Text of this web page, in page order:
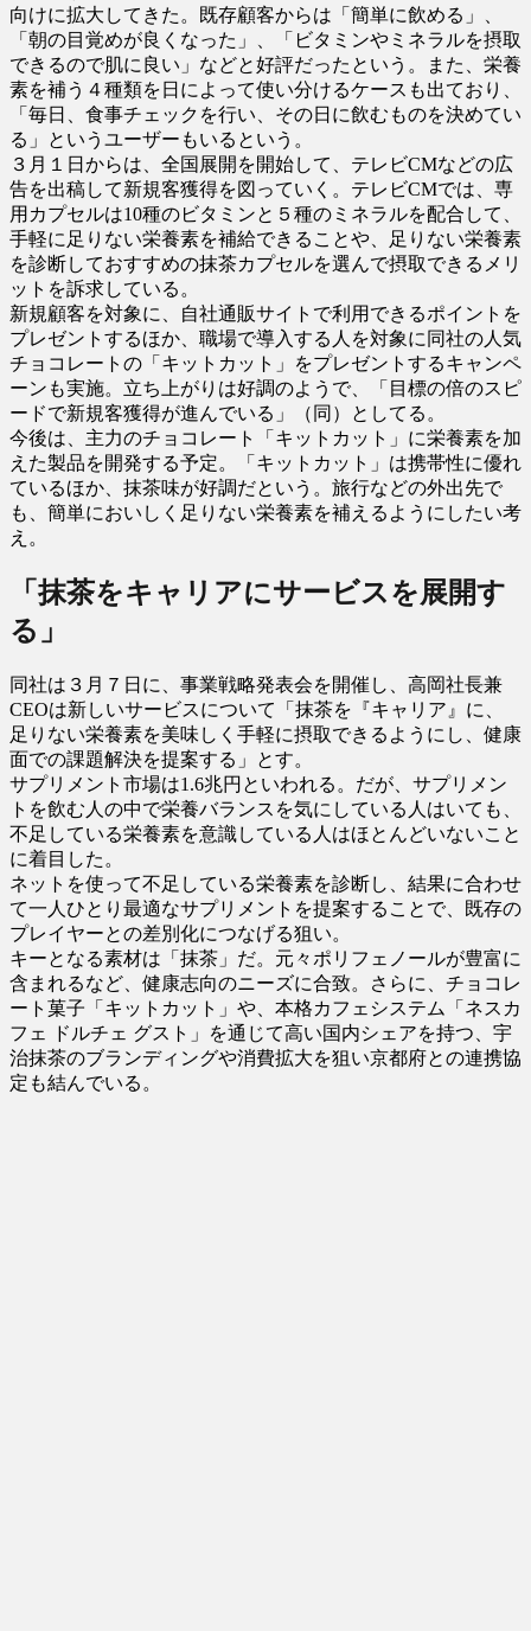
向けに拡大してきた。既存顧客からは「簡単に飲める」、
「朝の目覚めが良くなった」、「ビタミンやミネラルを摂取
できるので肌に良い」などと好評だったという。また、栄養
素を補う４種類を日によって使い分けるケースも出ており、
「毎日、食事チェックを行い、その日に飲むものを決めてい
る」というユーザーもいるという。
３月１日からは、全国展開を開始して、テレビCMなどの広
告を出稿して新規客獲得を図っていく。テレビCMでは、専
用カプセルは10種のビタミンと５種のミネラルを配合して、
手軽に足りない栄養素を補給できることや、足りない栄養素
を診断しておすすめの抹茶カプセルを選んで摂取できるメリ
ットを訴求している。
新規顧客を対象に、自社通販サイトで利用できるポイントを
プレゼントするほか、職場で導入する人を対象に同社の人気
チョコレートの「キットカット」をプレゼントするキャンペ
ーンも実施。立ち上がりは好調のようで、「目標の倍のスピ
ードで新規客獲得が進んでいる」（同）としてる。
今後は、主力のチョコレート「キットカット」に栄養素を加
えた製品を開発する予定。「キットカット」は携帯性に優れ
ているほか、抹茶味が好調だという。旅行などの外出先で
も、簡単においしく足りない栄養素を補えるようにしたい考
え。
「抹茶をキャリアにサービスを展開す
る」
同社は３月７日に、事業戦略発表会を開催し、高岡社長兼
CEOは新しいサービスについて「抹茶を『キャリア』に、
足りない栄養素を美味しく手軽に摂取できるようにし、健康
面での課題解決を提案する」とす。
サプリメント市場は1.6兆円といわれる。だが、サプリメン
トを飲む人の中で栄養バランスを気にしている人はいても、
不足している栄養素を意識している人はほとんどいないこと
に着目した。
ネットを使って不足している栄養素を診断し、結果に合わせ
て一人ひとり最適なサプリメントを提案することで、既存の
プレイヤーとの差別化につなげる狙い。
キーとなる素材は「抹茶」だ。元々ポリフェノールが豊富に
含まれるなど、健康志向のニーズに合致。さらに、チョコレ
ート菓子「キットカット」や、本格カフェシステム「ネスカ
フェ ドルチェ グスト」を通じて高い国内シェアを持つ、宇
治抹茶のブランディングや消費拡大を狙い京都府との連携協
定も結んでいる。